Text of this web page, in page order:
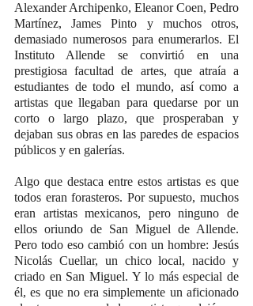
Alexander Archipenko, Eleanor Coen, Pedro
Martínez, James Pinto y muchos otros,
demasiado numerosos para enumerarlos. El
Instituto Allende se convirtió en una
prestigiosa facultad de artes, que atraía a
estudiantes de todo el mundo, así como a
artistas que llegaban para quedarse por un
corto o largo plazo, que prosperaban y
dejaban sus obras en las paredes de espacios
públicos y en galerías.
Algo que destaca entre estos artistas es que
todos eran forasteros. Por supuesto, muchos
eran artistas mexicanos, pero ninguno de
ellos oriundo de San Miguel de Allende.
Pero todo eso cambió con un hombre: Jesús
Nicolás Cuellar, un chico local, nacido y
criado en San Miguel. Y lo más especial de
él, es que no era simplemente un aficionado